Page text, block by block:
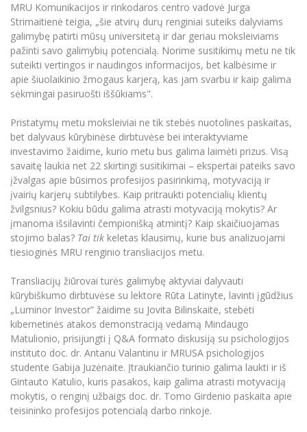
Azijos centras
Vilniaus Karaliaus Sedžiongo institutas
Frankofoniškų šalių studijų centras
Vilniaus Karaliaus Sedžiongo institutas
Frankofoniškų šalių studijų centras
Parama Ukrainai
Civilinė sauga
Korupcijos prevencija
Informacinė sistema "Studijos"
Darbuotojų elektroninis paštas
Daugiafaktorinė autentifikacija universiteto
darbuotojams (MFA)
Mokslininkų profiliai "CRIS"
Bendruomenės gerovė
Darbuotojų kvalifikacijos kėlimas
MRU norminių teisės aktų duomenų bazė
Intranetas
Microsoft Office 365
MRU mobilios programėlės
Pagalbos sistema
Profesinė sąjunga
MRU Komunikacijos ir rinkodaros centro vadovė Jurga
Strimaitienė teigia, „šie atvirų durų renginiai suteiks dalyviams
galimybę patirti mūsų universitetą ir dar geriau moksleiviams
pažinti savo galimybių potencialą. Norime susitikimų metu ne tik
suteikti vertingos ir naudingos informacijos, bet kalbėsime ir
apie šiuolaikinio žmogaus karjerą, kas jam svarbu ir kaip galima
sėkmingai pasiruošti iššūkiams".
Pristatymų metu moksleiviai ne tik stebės nuotolines paskaitas,
bet dalyvaus kūrybinėse dirbtuvėse bei interaktyviame
investavimo žaidime, kurio metu bus galima laimėti prizus. Visą
savaitę laukia net 22 skirtingi susitikimai – ekspertai pateiks savo
įžvalgas apie būsimos profesijos pasirinkimą, motyvaciją ir
įvairių karjerų subtilybes. Kaip pritraukti potencialių klientų
žvilgsnius? Kokiu būdu galima atrasti motyvaciją mokytis? Ar
įmanoma išsilavinti čempionišką atmintį? Kaip skaičiuojamas
stojimo balas? Tai tik keletas klausimų, kurie bus analizuojami
tiesioginės MRU renginio transliacijos metu.
Transliacijų žiūrovai turės galimybę aktyviai dalyvauti
kūrybiškumo dirbtuvėse su lektore Rūta Latinyte, lavinti įgūdžius
„Luminor Investor” žaidime su Jovita Bilinskaite, stebėti
kibernetinės atakos demonstraciją vedamą Mindaugo
Matulionio, prisijungti į Q&A formato diskusiją su psichologijos
instituto doc. dr. Antanu Valantinu ir MRUSA psichologijos
studente Gabija Juzėnaite. Įtraukiančio turinio galima laukti ir iš
Gintauto Katulio, kuris pasakos, kaip galima atrasti motyvaciją
mokytis, o renginį užbaigs doc. dr. Tomo Girdenio paskaita apie
teisininko profesijos potencialą darbo rinkoje.